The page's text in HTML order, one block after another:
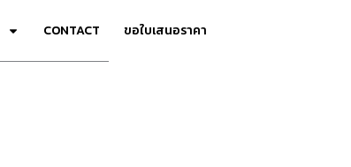
CONTACT ขอใบเสนอราคา